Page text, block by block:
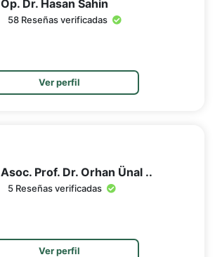
Op. Dr. Hasan Sahin
58 Reseñas verificadas
Ver perfil
Asoc. Prof. Dr. Orhan Ünal ..
5 Reseñas verificadas
Ver perfil